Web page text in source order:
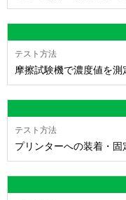
摩擦試験機で濃度値を測
プリンターへの装着・